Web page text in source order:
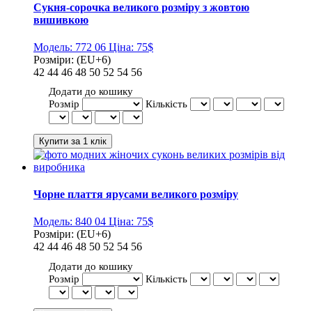
Сукня-сорочка великого розміру з жовтою
вишивкою
Модель: 772 06 Ціна: 75$
Розміри: (EU+6)
42 44 46 48 50 52 54 56
Додати до кошику
Розмір
Кількість
Чорне плаття ярусами великого розміру
Модель: 840 04 Ціна: 75$
Розміри: (EU+6)
42 44 46 48 50 52 54 56
Додати до кошику
Розмір
Кількість